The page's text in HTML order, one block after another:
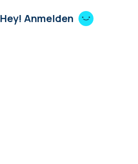
Hey! Anmelden